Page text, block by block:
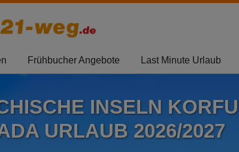
Frühbucher Angebote Last Minute Urlaub
INSELN KORFU
URLAUB 2026/2027